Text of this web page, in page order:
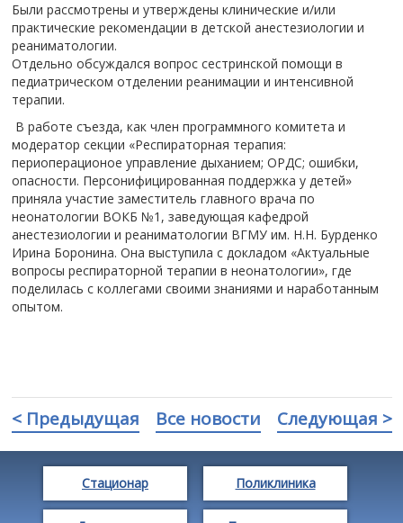
Были рассмотрены и утверждены клинические и/или
практические рекомендации в детской анестезиологии и
реаниматологии.
Отдельно обсуждался вопрос сестринской помощи в
педиатрическом отделении реанимации и интенсивной
терапии.
‍ В работе съезда, как член программного комитета и
модератор секции «Респираторная терапия:
периоперационое управление дыханием; ОРДС; ошибки,
опасности. Персонифицированная поддержка у детей»
приняла участие заместитель главного врача по
неонатологии ВОКБ №1, заведующая кафедрой
анестезиологии и реаниматологии ВГМУ им. Н.Н. Бурденко
Ирина Боронина. Она выступила с докладом «Актуальные
вопросы респираторной терапии в неонатологии», где
поделилась с коллегами своими знаниями и наработанным
опытом.
< Предыдущая Все новости Следующая >
Стационар Поликлиника